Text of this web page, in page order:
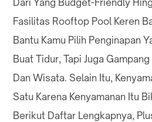
Dari Yang Budget-Friendly
Fasilitas Rooftop Pool Keren
Bantu Kamu Pilih Penginapan
Buat Tidur, Tapi Juga
Dan Wisata. Selain Itu,
Satu Karena Kenyamanan Itu
Berikut Daftar Lengkapnya,